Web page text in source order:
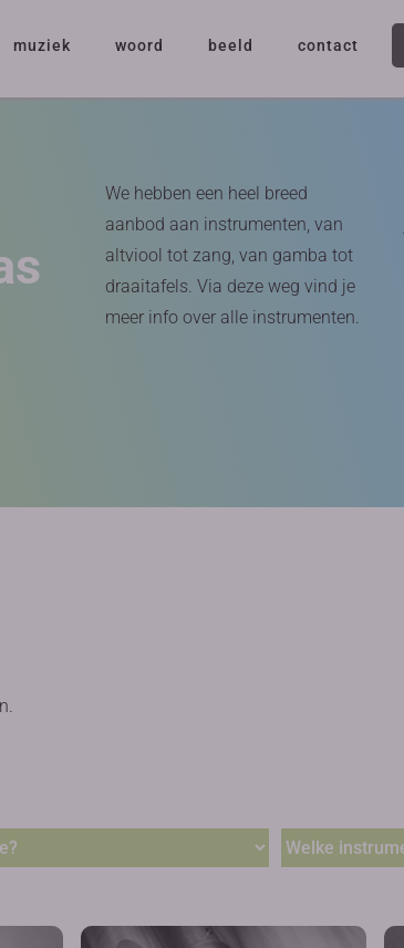
muziek woord beeld contact
We hebben een heel breed
aanbod aan instrumenten, van
altviool tot zang, van gamba tot
draaitafels. Via deze weg vind je
meer info over alle instrumenten.